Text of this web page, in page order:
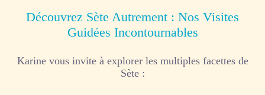
Découvrez Sète Autrement : Nos Visites
Guidées Incontournables
Karine vous invite à explorer les multiples facettes de
Sète :